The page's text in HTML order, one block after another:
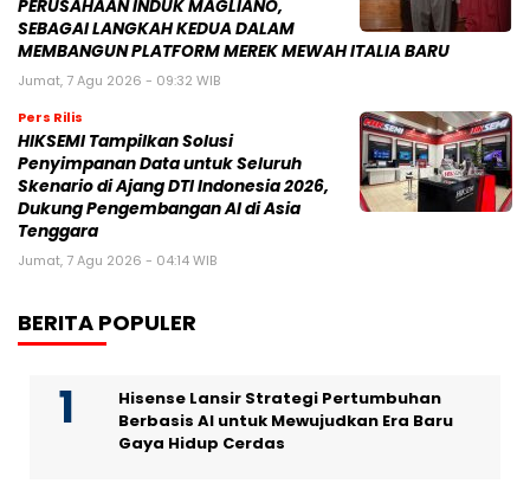
PERUSAHAAN INDUK MAGLIANO,
SEBAGAI LANGKAH KEDUA DALAM
MEMBANGUN PLATFORM MEREK MEWAH ITALIA BARU
Jumat, 7 Agu 2026 - 09:32 WIB
Pers Rilis
HIKSEMI Tampilkan Solusi
Penyimpanan Data untuk Seluruh
Skenario di Ajang DTI Indonesia 2026,
Dukung Pengembangan AI di Asia
Tenggara
Jumat, 7 Agu 2026 - 04:14 WIB
BERITA POPULER
Hisense Lansir Strategi Pertumbuhan
Berbasis AI untuk Mewujudkan Era Baru
Gaya Hidup Cerdas